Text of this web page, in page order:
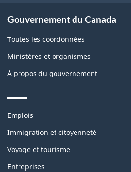
Gouvernement du Canada
Toutes les coordonnées
Ministères et organismes
À propos du gouvernement
Themes
topics
Emplois
Immigration et citoyenneté
Voyage et tourisme
Entreprises